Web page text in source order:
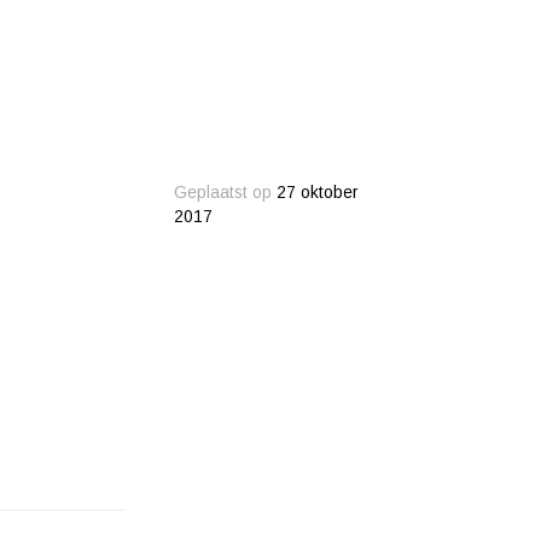
Geplaatst op 27 oktober
2017